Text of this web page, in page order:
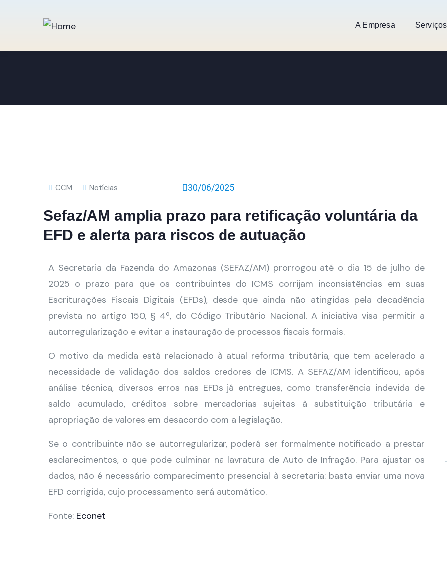
A Empresa Serviços
CCM Notícias 30/06/2025
Sefaz/AM amplia prazo para retificação voluntária da
EFD e alerta para riscos de autuação
A Secretaria da Fazenda do Amazonas (SEFAZ/AM) prorrogou até o dia 15 de julho de
2025 o prazo para que os contribuintes do ICMS corrijam inconsistências em suas
Escriturações Fiscais Digitais (EFDs), desde que ainda não atingidas pela decadência
prevista no artigo 150, § 4º, do Código Tributário Nacional. A iniciativa visa permitir a
autorregularização e evitar a instauração de processos fiscais formais.
O motivo da medida está relacionado à atual reforma tributária, que tem acelerado a
necessidade de validação dos saldos credores de ICMS. A SEFAZ/AM identificou, após
análise técnica, diversos erros nas EFDs já entregues, como transferência indevida de
saldo acumulado, créditos sobre mercadorias sujeitas à substituição tributária e
apropriação de valores em desacordo com a legislação.
Se o contribuinte não se autorregularizar, poderá ser formalmente notificado a prestar
esclarecimentos, o que pode culminar na lavratura de Auto de Infração. Para ajustar os
dados, não é necessário comparecimento presencial à secretaria: basta enviar uma nova
EFD corrigida, cujo processamento será automático.
Fonte: Econet